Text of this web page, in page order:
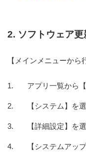
2. ソフトウェア
【メインメニューから
アプリ一覧から
【システム】を
【詳細設定】を
【システムアッ